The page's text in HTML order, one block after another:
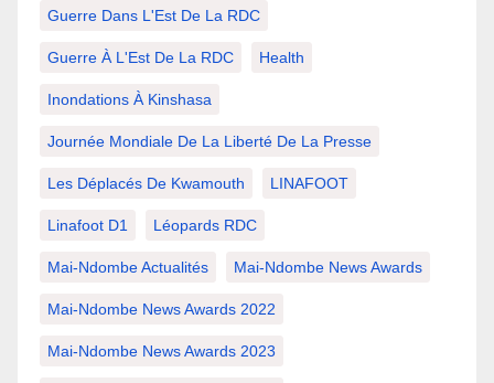
Guerre Dans L'Est De La RDC
Guerre À L'Est De La RDC Health
Inondations À Kinshasa
Journée Mondiale De La Liberté De La Presse
Les Déplacés De Kwamouth LINAFOOT
Linafoot D1 Léopards RDC
Mai-Ndombe Actualités Mai-Ndombe News Awards
Mai-Ndombe News Awards 2022
Mai-Ndombe News Awards 2023